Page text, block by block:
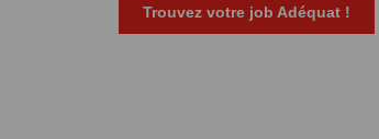
Trouvez votre job Adéquat !